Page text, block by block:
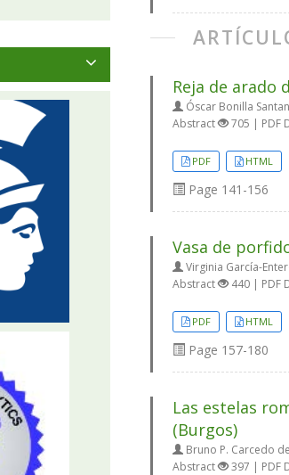
Reja de arado
Óscar Bonilla
Abstract
705 | PDF
PDF HTML
Page 141-156
Vasa de
Virginia García-
Abstract
440 | PDF
PDF HTML
Page 157-180
Las estelas
(Burgos)
Bruno P. Carcedo
Abstract
397 | PDF